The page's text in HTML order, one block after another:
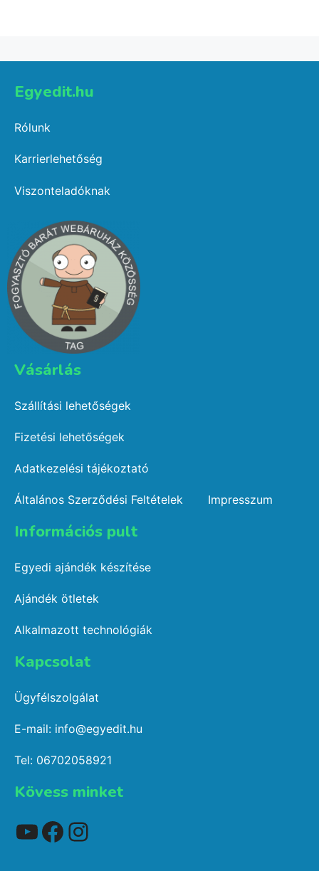
Egyedit.hu
Rólunk
Karrierlehetőség
Viszonteladóknak
Vásárlás​
Szállítási lehetőségek
Fizetési lehetőségek
Adatkezelési tájékoztató
Általános Szerződési Feltételek Impresszum
Információs pult​
Egyedi ajándék készítése
Ajándék ötletek
Alkalmazott technológiák
Kapcsolat​
Ügyfélszolgálat
E-mail: info@egyedit.hu
Tel: 06702058921
Kövess minket
YouTube
Facebook
Instagram